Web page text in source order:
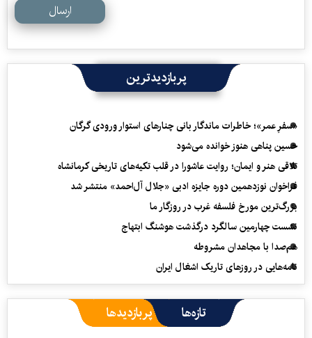
ارسال
پربازدیدترین
«سفرِ عمر»؛ خاطرات ماندگار بانی چنارهای استوار ورودی گرگان
حسین پناهی هنوز خوانده می‌شود
تلاقی هنر و ایمان؛ روایت عاشورا در قلب تکیه‌های تاریخی کرمانشاه
فراخوان نوزدهمین دوره جایزه ادبی «جلال آل‌احمد» منتشر شد
بزرگ‌ترین مورخ فلسفه غرب در روزگار ما
نشست چهارمین سالگرد درگذشت هوشنگ ابتهاج
هم‌صدا با مجاهدان مشروطه
نامه‌هایی در روزهای تاریک اشغال ایران
تازه‌ها پربازدیدها